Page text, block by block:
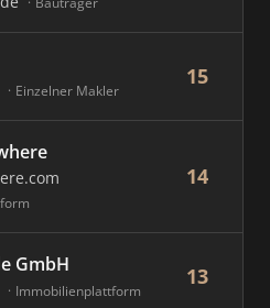
Einzelner Makler
15
14
GmbH
Immobilienplattform
13